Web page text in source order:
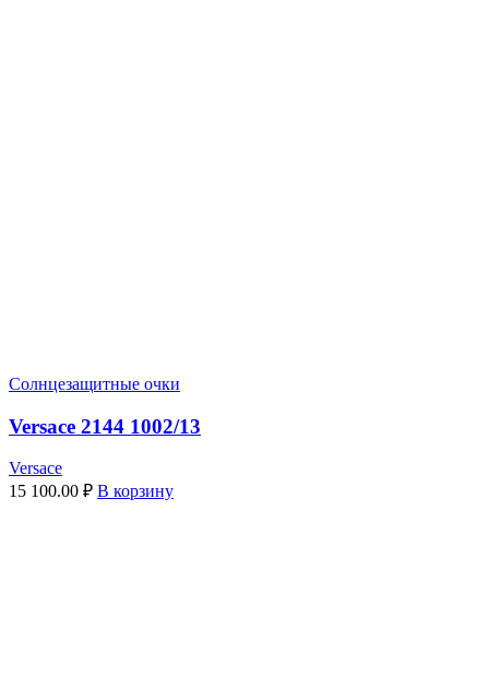
Солнцезащитные очки
Versace 2144 1002/13
Versace
15 100.00 ₽ В корзину